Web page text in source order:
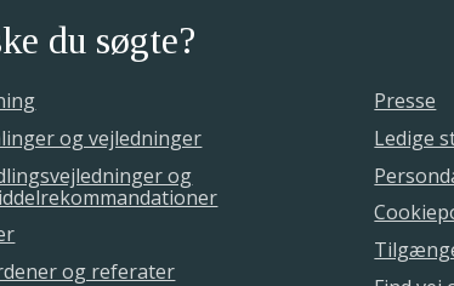
du søgte?
og vejledninger
og
og referater
Presse
Ledige